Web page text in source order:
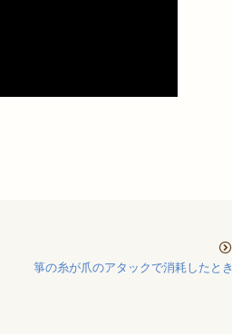
箏の糸が爪のアタックで消耗したとき